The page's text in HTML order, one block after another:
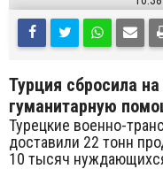
Турция сбросила
гуманитарную
Турецкие военно-
доставили 22 тонн
10 тысяч